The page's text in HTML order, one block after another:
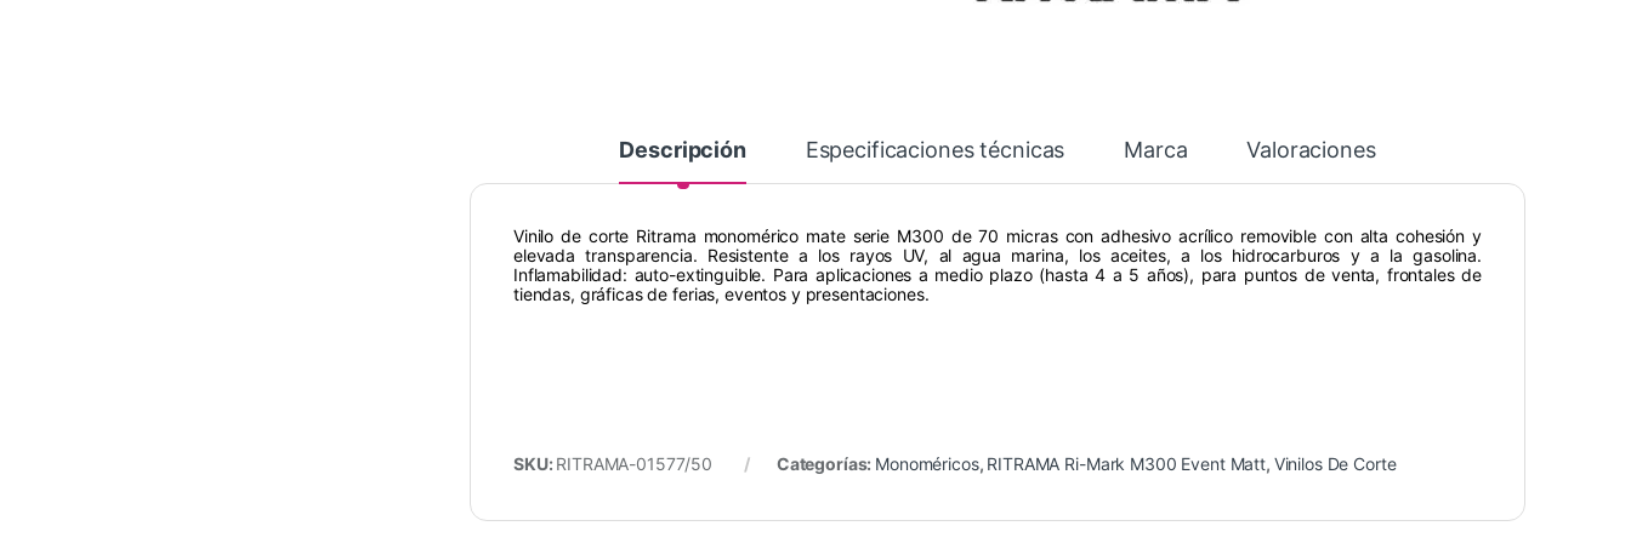
Descripción Especificaciones técnicas Marca Valoraciones
Vinilo de corte Ritrama monomérico mate serie M300 de 70 micras con adhesivo acrílico removible con alta cohesión y
elevada transparencia. Resistente a los rayos UV, al agua marina, los aceites, a los hidrocarburos y a la gasolina.
Inflamabilidad: auto-extinguible. Para aplicaciones a medio plazo (hasta 4 a 5 años), para puntos de venta, frontales de
tiendas, gráficas de ferias, eventos y presentaciones.
SKU: RITRAMA-01577/50 Categorías: Monoméricos, RITRAMA Ri-Mark M300 Event Matt, Vinilos De Corte